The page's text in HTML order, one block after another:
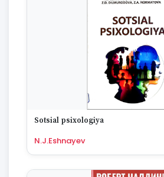
Sotsial psixologiya
N.J.Eshnayev